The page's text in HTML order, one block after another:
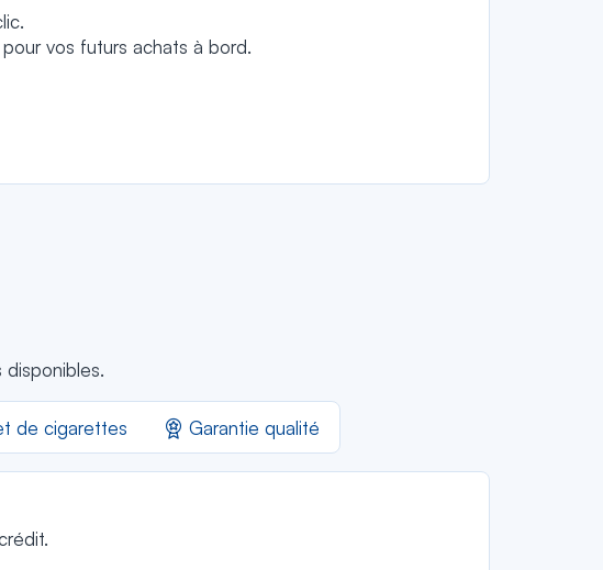
vos futurs achats à bord.
disponibles.
de cigarettes Garantie qualité